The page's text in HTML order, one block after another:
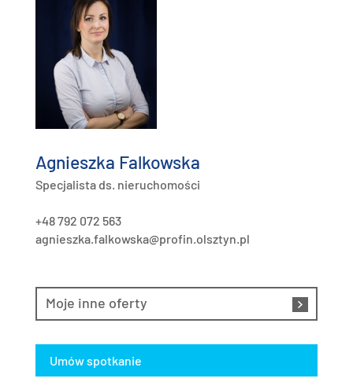
Agnieszka Falkowska
Specjalista ds. nieruchomości
+48 792 072 563
agnieszka.falkowska@profin.olsztyn.pl
Moje inne oferty
Umów spotkanie